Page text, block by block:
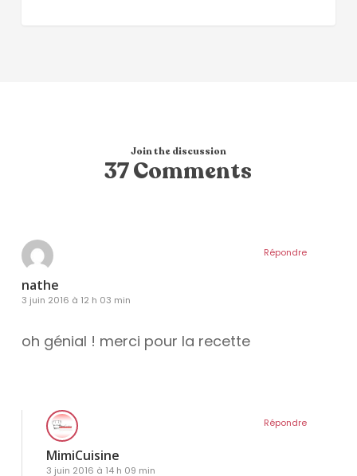
Join the discussion
37 Comments
nathe
3 juin 2016 à 12 h 03 min
oh génial ! merci pour la recette
Répondre
MimiCuisine
3 juin 2016 à 14 h 09 min
Répondre